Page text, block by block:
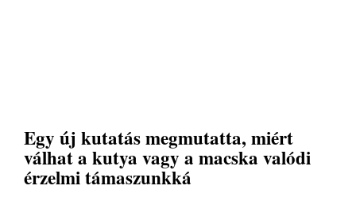
Egy új kutatás megmutatta, miért
válhat a kutya vagy a macska valódi
érzelmi támaszunkká